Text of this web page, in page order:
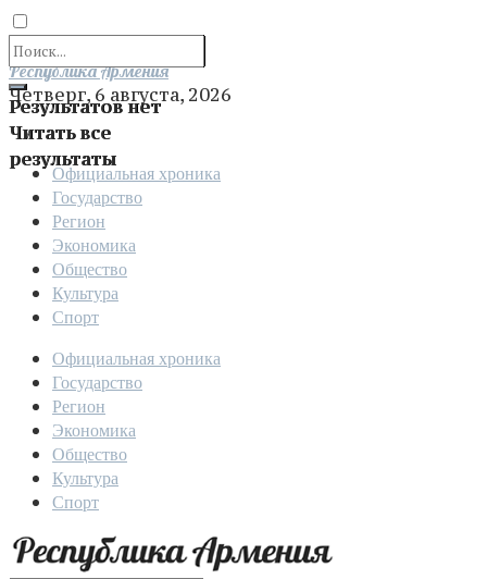
Результатов нет
Читать все
результаты
Отправить
Республика Армения
Четверг, 6 августа, 2026
Официальная хроника
Государство
Регион
Экономика
Общество
Культура
Спорт
Официальная хроника
Государство
Регион
Экономика
Общество
Культура
Спорт